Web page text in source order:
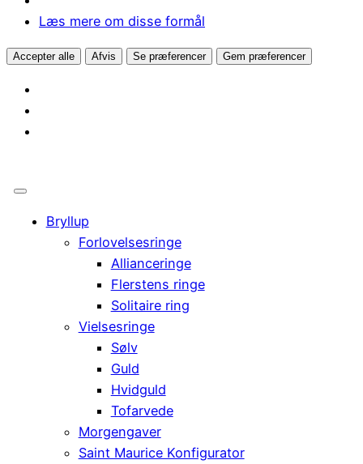
Læs mere om disse formål
Accepter alle Afvis Se præferencer Gem præferencer
Bryllup
Forlovelsesringe
Allianceringe
Flerstens ringe
Solitaire ring
Vielsesringe
Sølv
Guld
Hvidguld
Tofarvede
Morgengaver
Saint Maurice Konfigurator